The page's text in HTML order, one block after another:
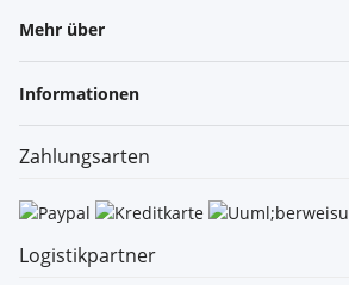
Mehr über
Informationen
Zahlungsarten
Logistikpartner